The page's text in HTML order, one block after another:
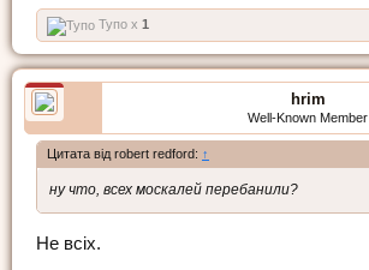
Тупо x 1
hrim
Well-Known Member
Цитата від robert redford: ↑
ну что, всех москалей перебанили?
Не всіх.